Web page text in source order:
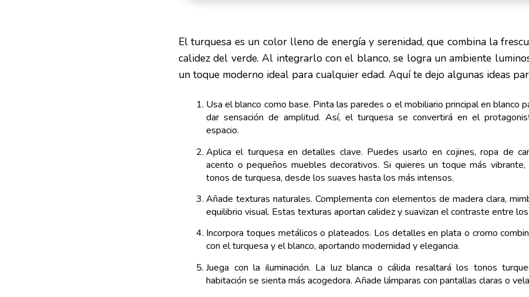
El turquesa es un color lleno de energía y serenidad, que combina la
calidez del verde. Al integrarlo con el blanco, se logra un ambiente
un toque moderno ideal para cualquier edad. Aquí te dejo algunas ideas
Usa el blanco como base. Pinta las paredes o el mobiliario principal en blanco
dar sensación de amplitud. Así, el turquesa se convertirá en el
espacio.
Aplica el turquesa en detalles clave. Puedes usarlo en cojines, ropa de
acento o pequeños muebles decorativos. Si quieres un toque más vibrante,
tonos de turquesa, desde los suaves hasta los más intensos.
Añade texturas naturales. Complementa con elementos de madera clara,
equilibrio visual. Estas texturas aportan calidez y suavizan el contraste entre
Incorpora toques metálicos o plateados. Los detalles en plata o cromo
con el turquesa y el blanco, aportando modernidad y elegancia.
Juega con la iluminación. La luz blanca o cálida resaltará los tonos
habitación se sienta más acogedora. Añade lámparas con pantallas claras o